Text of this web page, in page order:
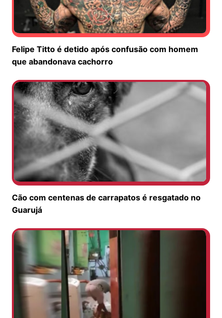
Felipe Titto é detido após confusão com homem
que abandonava cachorro
Cão com centenas de carrapatos é resgatado no
Guarujá